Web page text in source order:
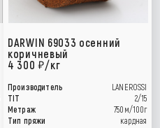
DARWIN 69033 осенний
коричневый
4 300 /кг
Производитель
LANEROSSI
TIT
2/15
Метраж
750м/100г
Тип пряжи
кардная